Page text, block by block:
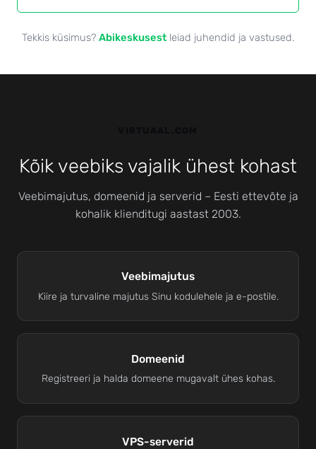
Tekkis küsimus? Abikeskusestleiad juhendid ja vastused.
Kõik veebiks vajalik ühest kohast
Veebimajutus, domeenid ja serverid – Eesti ettevõte ja
kohalik klienditugi aastast 2003.
Veebimajutus
Kiire ja turvaline majutus Sinu kodulehele ja e-postile.
Domeenid
Registreeri ja halda domeene mugavalt ühes kohas.
VPS-serverid